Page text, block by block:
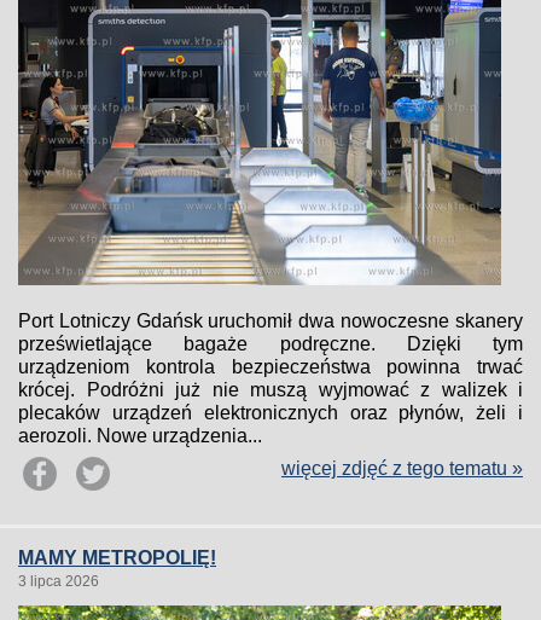
Port Lotniczy Gdańsk uruchomił dwa nowoczesne skanery
prześwietlające bagaże podręczne. Dzięki tym
urządzeniom kontrola bezpieczeństwa powinna trwać
krócej. Podróżni już nie muszą wyjmować z walizek i
plecaków urządzeń elektronicznych oraz płynów, żeli i
aerozoli. Nowe urządzenia...
więcej zdjęć z tego tematu »
MAMY METROPOLIĘ!
3 lipca 2026